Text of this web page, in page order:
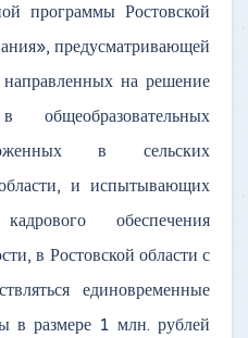
программы Ростовской
предусматривающей
на решение
в сельских
и испытывающих
обеспечения
в Ростовской области с
единовременные
в размере 1 млн. рублей